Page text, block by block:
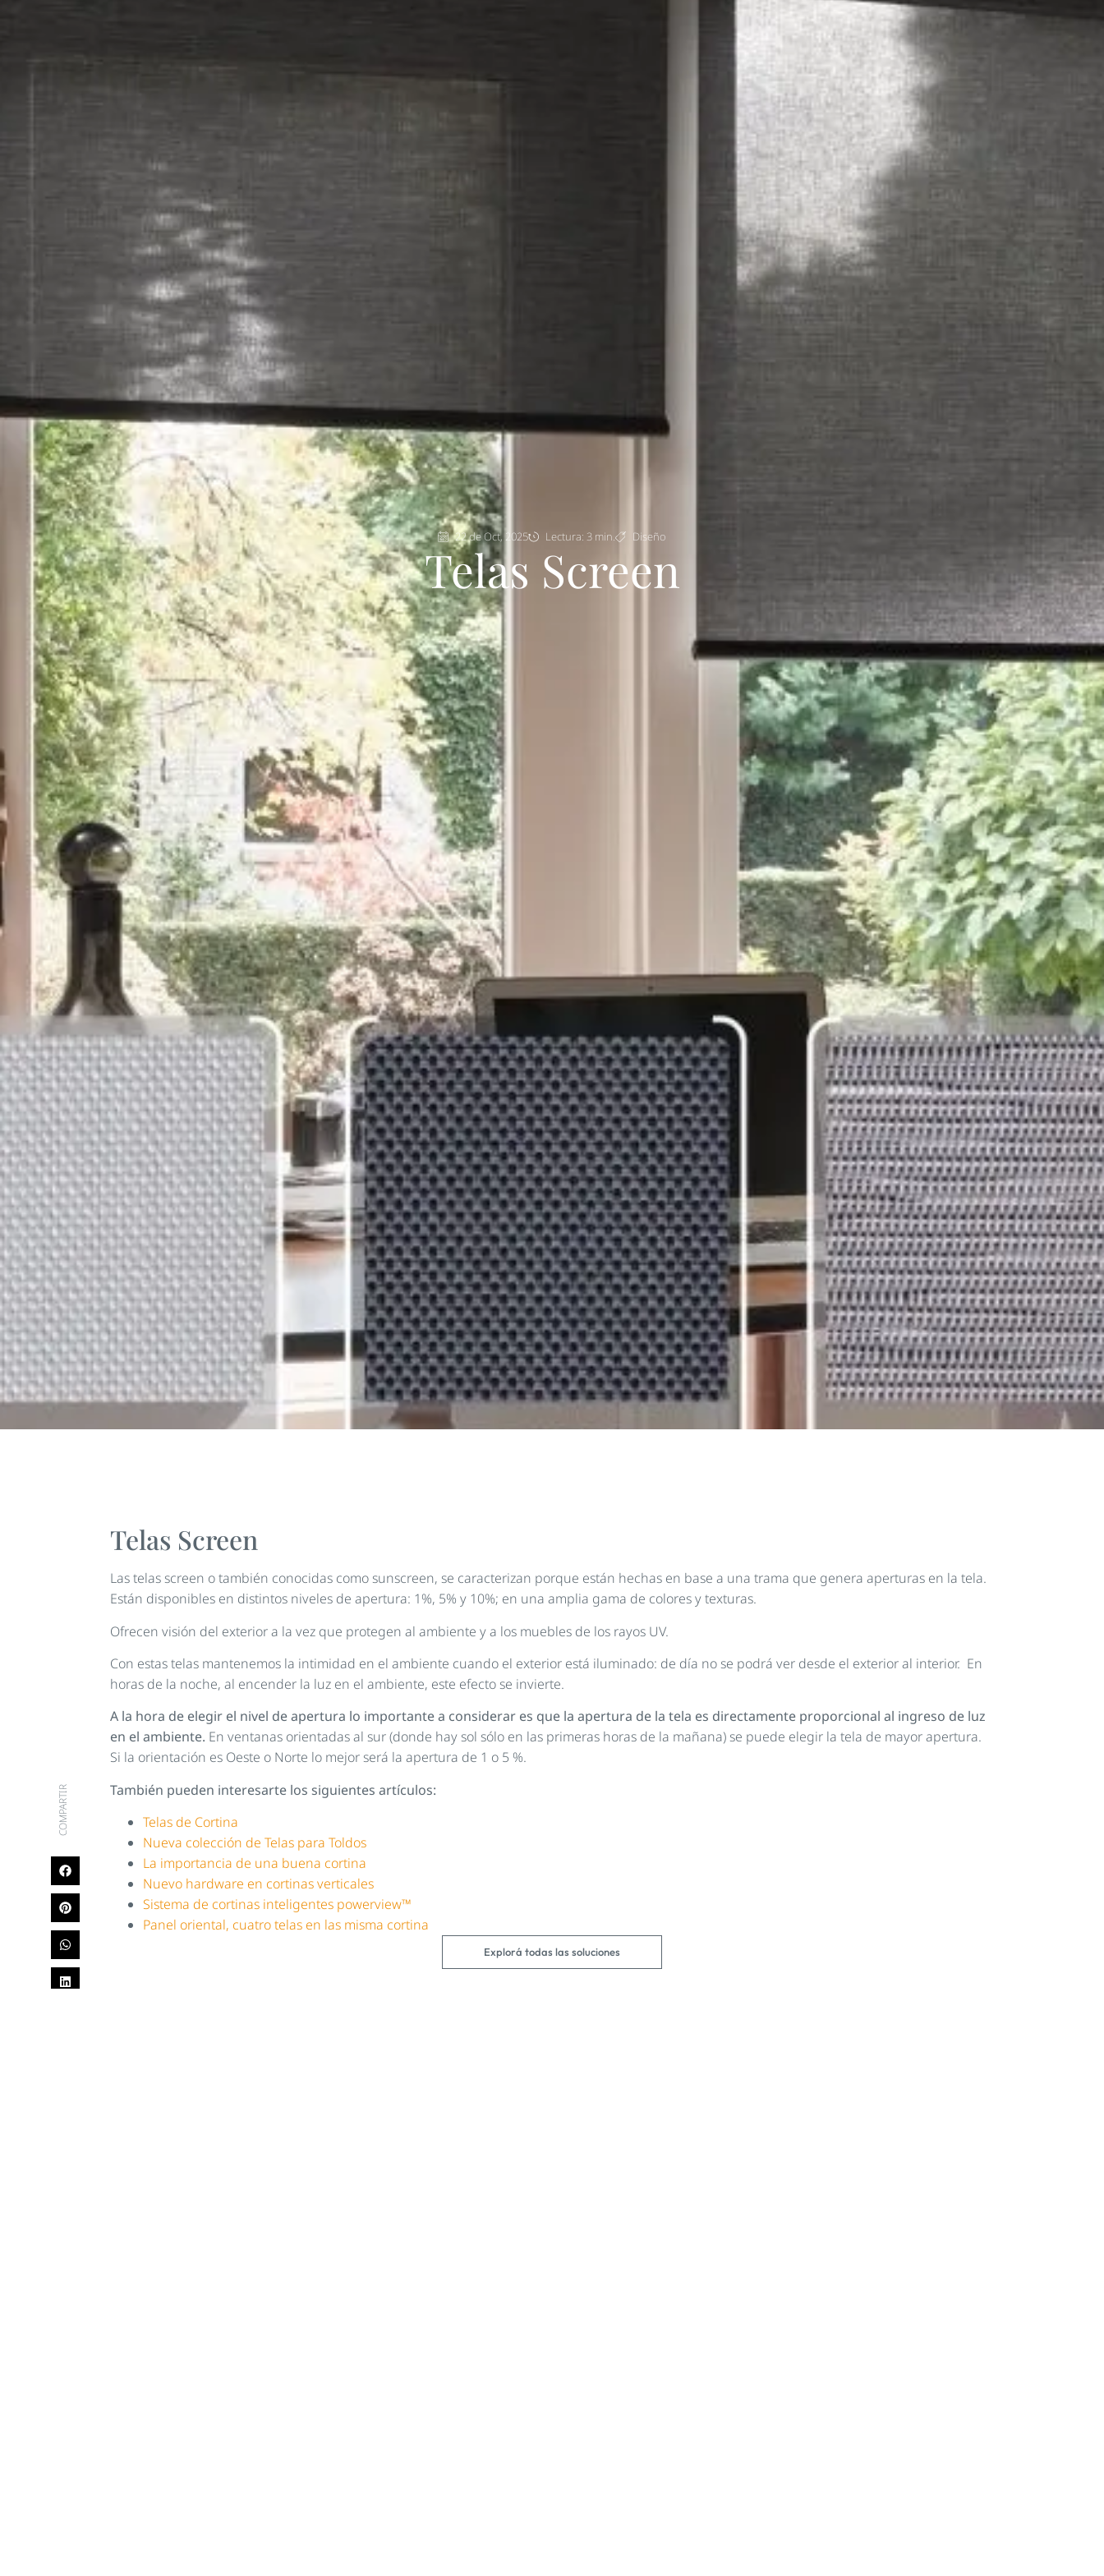
22 de Oct, 2025 Lectura: 3 min. Diseño
Telas Screen
COMPARTIR
Telas Screen
Las telas screen o también conocidas como sunscreen, se caracterizan porque están hechas en base a una trama que genera aperturas en la tela.
Están disponibles en distintos niveles de apertura: 1%, 5% y 10%; en una amplia gama de colores y texturas.
Ofrecen visión del exterior a la vez que protegen al ambiente y a los muebles de los rayos UV.
Con estas telas mantenemos la intimidad en el ambiente cuando el exterior está iluminado: de día no se podrá ver desde el exterior al interior. En
horas de la noche, al encender la luz en el ambiente, este efecto se invierte.
A la hora de elegir el nivel de apertura lo importante a considerar es que la apertura de la tela es directamente proporcional al ingreso de luz
en el ambiente. En ventanas orientadas al sur (donde hay sol sólo en las primeras horas de la mañana) se puede elegir la tela de mayor apertura.
Si la orientación es Oeste o Norte lo mejor será la apertura de 1 o 5 %.
También pueden interesarte los siguientes artículos:
Telas de Cortina
Nueva colección de Telas para Toldos
La importancia de una buena cortina
Nuevo hardware en cortinas verticales
Sistema de cortinas inteligentes powerview™
Panel oriental, cuatro telas en las misma cortina
Explorá todas las soluciones